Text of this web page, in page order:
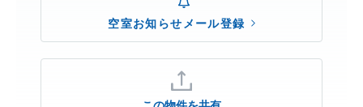
空室お知らせメール登録